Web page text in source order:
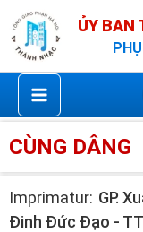
Nhảy
tới
nội
dung
ỦY BAN
CÙNG DÂNG
Imprimatur: GP.
Đinh Đức Đạo - TT